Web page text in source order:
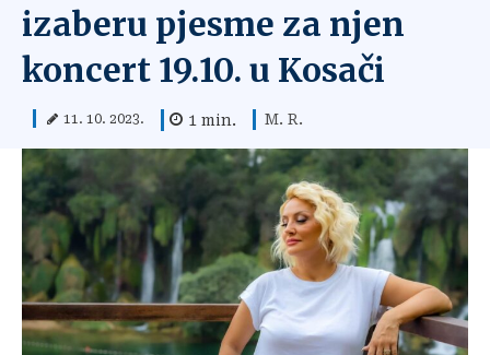
izaberu pjesme za njen
koncert 19.10. u Kosači
11. 10. 2023. 1 min. M. R.